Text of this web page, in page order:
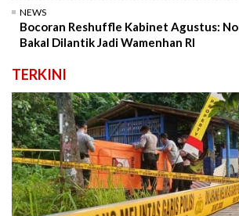
NEWS
Bocoran Reshuffle Kabinet Agustus:
Bakal Dilantik Jadi Wamenhan RI
TERKINI